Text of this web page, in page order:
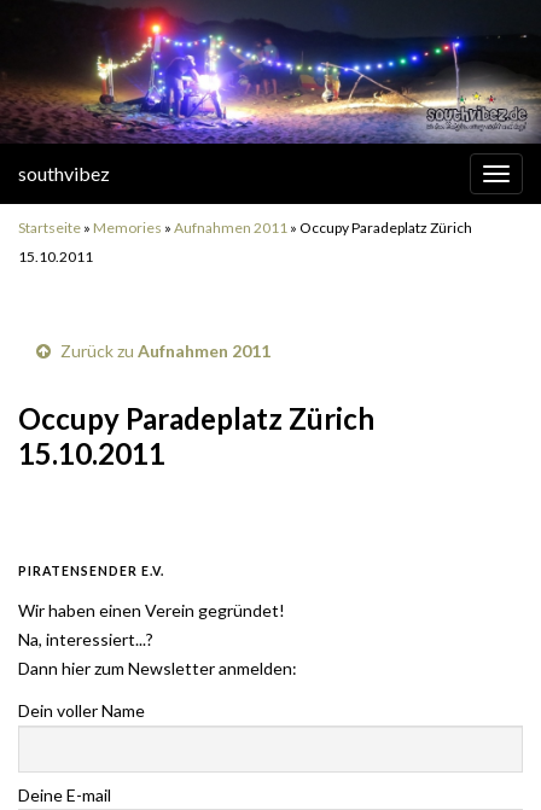
southvibez
Startseite » Memories » Aufnahmen 2011 » Occupy Paradeplatz Zürich
15.10.2011
Zurück zu Aufnahmen 2011
Occupy Paradeplatz Zürich
15.10.2011
PIRATENSENDER E.V.
Wir haben einen Verein gegründet!
Na, interessiert...?
Dann hier zum Newsletter anmelden:
Dein voller Name
Deine E-mail